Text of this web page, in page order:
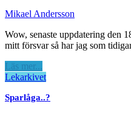
Mikael Andersson
Wow, senaste uppdatering den
mitt försvar så har jag som
Läs mer...
Lekarkivet
Sparlåga..?